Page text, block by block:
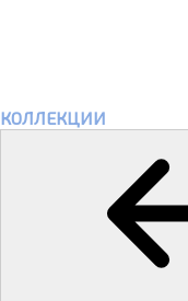
КОЛЛЕКЦИИ